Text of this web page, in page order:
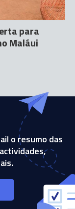
para
Maláui
o resumo das